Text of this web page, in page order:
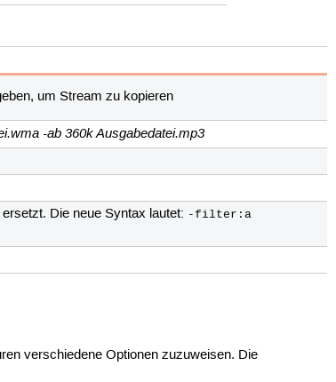
um Stream zu kopieren
-ab 360k Ausgabedatei.mp3
Die neue Syntax lautet: -filter:a
verschiedene Optionen zuzuweisen. Die